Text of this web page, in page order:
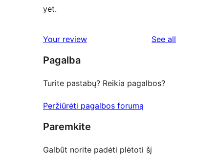
yet.
Your review See all
Pagalba
Turite pastabų? Reikia pagalbos?
Peržiūrėti pagalbos forumą
Paremkite
Galbūt norite padėti plėtoti šį